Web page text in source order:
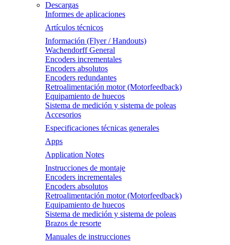
Descargas
Informes de aplicaciones
Artículos técnicos
Información (Flyer / Handouts)
Wachendorff General
Encoders incrementales
Encoders absolutos
Encoders redundantes
Retroalimentación motor (Motorfeedback)
Equipamiento de huecos
Sistema de medición y sistema de poleas
Accesorios
Especificaciones técnicas generales
Apps
Application Notes
Instrucciones de montaje
Encoders incrementales
Encoders absolutos
Retroalimentación motor (Motorfeedback)
Equipamiento de huecos
Sistema de medición y sistema de poleas
Brazos de resorte
Manuales de instrucciones